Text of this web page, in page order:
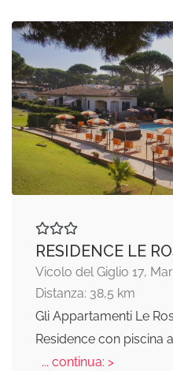
RESIDENCE LE
Vicolo del Giglio 17,
Distanza: 38,5 km
Gli Appartamenti Le
Residence con piscina
... continua: >